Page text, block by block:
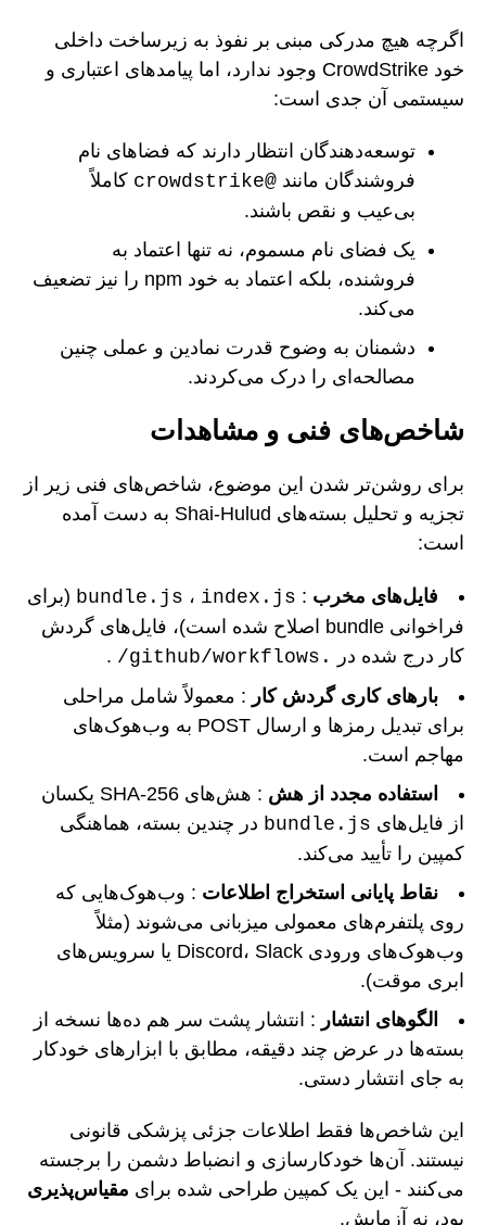
اگرچه هیچ مدرکی مبنی بر نفوذ به زیرساخت داخلی
خود CrowdStrike وجود ندارد، اما پیامدهای اعتباری و
سیستمی آن جدی است:
توسعه‌دهندگان انتظار دارند که فضاهای نام
فروشندگان مانند @crowdstrike
کاملاً
بی‌عیب و نقص باشند.
یک فضای نام مسموم، نه تنها اعتماد به
فروشنده، بلکه اعتماد به خود npm را نیز تضعیف
می‌کند.
دشمنان به وضوح قدرت نمادین و عملی چنین
مصالحه‌ای را درک می‌کردند.
شاخص‌های فنی و مشاهدات
برای روشن‌تر شدن این موضوع، شاخص‌های فنی زیر از
تجزیه و تحلیل بسته‌های Shai-Hulud به دست آمده
است:
فایل‌های مخرب :
bundle.js ، index.js
(برای
فراخوانی bundle اصلاح شده است)، فایل‌های گردش
کار درج شده در
.github/workflows/
.
بارهای کاری گردش کار : معمولاً شامل مراحلی
برای تبدیل رمزها و ارسال POST به وب‌هوک‌های
مهاجم است.
استفاده مجدد از هش
: هش‌های SHA-256 یکسان
از فایل‌های bundle.js در چندین بسته، هماهنگی
کمپین را تأیید می‌کند.
نقاط پایانی استخراج اطلاعات : وب‌هوک‌هایی که
روی پلتفرم‌های معمولی میزبانی می‌شوند (مثلاً
وب‌هوک‌های ورودی Discord، Slack یا سرویس‌های
ابری موقت).
الگوهای انتشار : انتشار پشت سر هم ده‌ها نسخه از
بسته‌ها در عرض چند دقیقه، مطابق با ابزارهای خودکار
به جای انتشار دستی.
این شاخص‌ها فقط اطلاعات جزئی پزشکی قانونی
نیستند. آن‌ها خودکارسازی و انضباط دشمن را برجسته
می‌کنند - این یک کمپین طراحی شده برای مقیاس‌پذیری
بود، نه آزمایش.